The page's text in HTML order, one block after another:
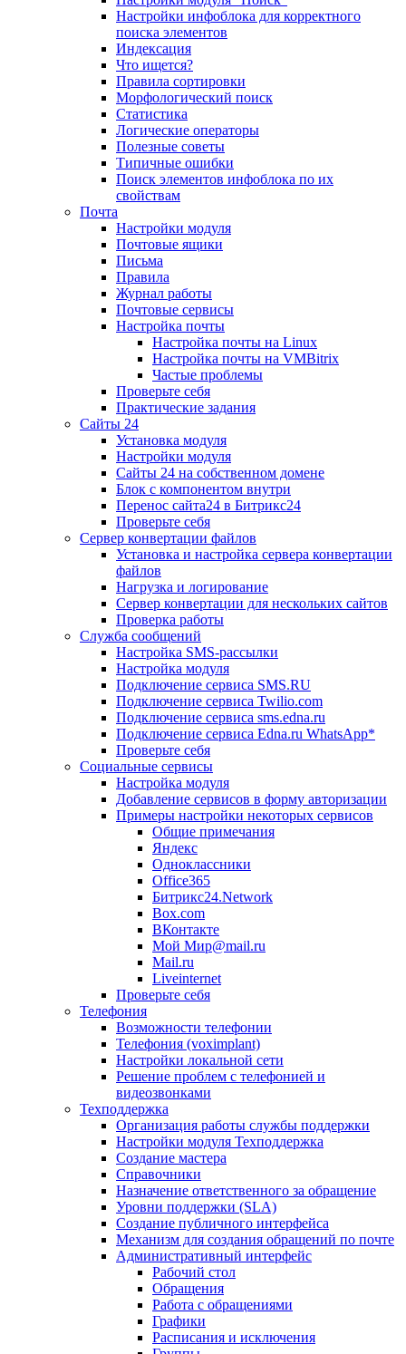
Настройки инфоблока для корректного
поиска элементов
Индексация
Что ищется?
Правила сортировки
Морфологический поиск
Статистика
Логические операторы
Полезные советы
Типичные ошибки
Поиск элементов инфоблока по их
свойствам
Почта
Настройки модуля
Почтовые ящики
Письма
Правила
Журнал работы
Почтовые сервисы
Настройка почты
Настройка почты на Linux
Настройка почты на VMBitrix
Частые проблемы
Проверьте себя
Практические задания
Сайты 24
Установка модуля
Настройки модуля
Сайты 24 на собственном домене
Блок с компонентом внутри
Перенос сайта24 в Битрикс24
Проверьте себя
Сервер конвертации файлов
Установка и настройка сервера конвертации
файлов
Нагрузка и логирование
Сервер конвертации для нескольких сайтов
Проверка работы
Служба сообщений
Настройка SMS-рассылки
Настройка модуля
Подключение сервиса SMS.RU
Подключение сервиса Twilio.com
Подключение сервиса sms.edna.ru
Подключение сервиса Edna.ru WhatsApp*
Проверьте себя
Социальные сервисы
Настройка модуля
Добавление сервисов в форму авторизации
Примеры настройки некоторых сервисов
Общие примечания
Яндекс
Одноклассники
Office365
Битрикс24.Network
Box.com
ВКонтакте
Мой Мир@mail.ru
Mail.ru
Liveinternet
Проверьте себя
Телефония
Возможности телефонии
Телефония (voximplant)
Настройки локальной сети
Решение проблем с телефонией и
видеозвонками
Техподдержка
Организация работы службы поддержки
Настройки модуля Техподдержка
Создание мастера
Справочники
Назначение ответственного за обращение
Уровни поддержки (SLA)
Создание публичного интерфейса
Механизм для создания обращений по почте
Административный интерфейс
Рабочий стол
Обращения
Работа с обращениями
Графики
Расписания и исключения